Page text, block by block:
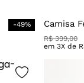
-49%
Camisa
R$ 399,00
em 3X de